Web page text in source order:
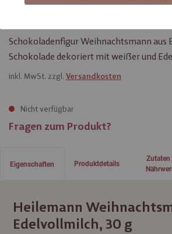
Edelvollmilch, 30 g
Schokoladenfigur Weihnachtsmann aus
Schokolade dekoriert mit weißer und
inkl. MwSt. zzgl. Versandkosten
Nicht verfügbar
Fragen zum Produkt?
Eigenschaften
Heilemann
Edelvollmilch, 30 g
Produktdetails
Zutaten